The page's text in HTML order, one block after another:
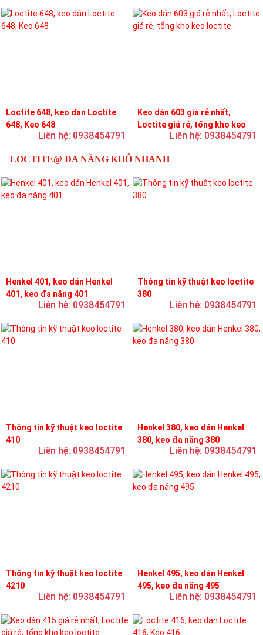
Loctite 648, keo dán Loctite
648, Keo 648
Liên hệ: 0938454791
Keo dán 603 giá rẻ nhất,
Loctite giá rẻ, tổng kho keo
Liên hệ: 0938454791
LOCTITE@ ĐA NĂNG KHÔ NHANH
Henkel 401, keo dán Henkel
401, keo đa năng 401
Liên hệ: 0938454791
Thông tin kỹ thuật keo loctite
380
Liên hệ: 0938454791
Thông tin kỹ thuật keo loctite
410
Liên hệ: 0938454791
Henkel 380, keo dán Henkel
380, keo đa năng 380
Liên hệ: 0938454791
Thông tin kỹ thuật keo loctite
4210
Liên hệ: 0938454791
Henkel 495, keo dán Henkel
495, keo đa năng 495
Liên hệ: 0938454791